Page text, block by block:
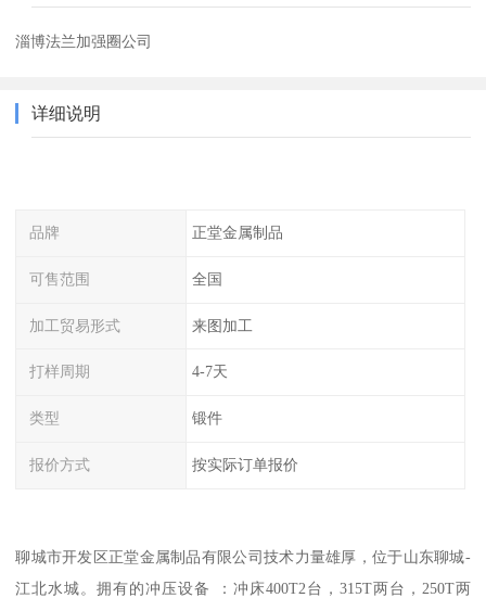
淄博法兰加强圈公司
详细说明
品牌 正堂金属制品
可售范围 全国
加工贸易形式 来图加工
打样周期 4-7天
类型 锻件
报价方式 按实际订单报价
聊城市开发区正堂金属制品有限公司技术力量雄厚，位于山东聊城-
江北水城。拥有的冲压设备 ：冲床400T2台，315T两台，250T两